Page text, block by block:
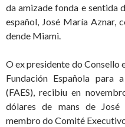
da amizade fonda e sentida
español, José María Aznar,
dende Miami.
O ex presidente do Consello
Fundación Española para
(FAES), recibiu en
dólares de mans de José
membro do Comité